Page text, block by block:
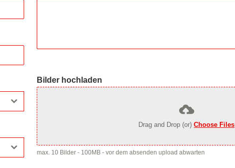
Bilder hochladen
Drag and Drop (or)Choose Files
max. 10 Bilder - 100MB - vor dem absenden upload abwarten